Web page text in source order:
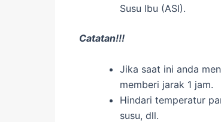
Susu Ibu (ASI).
Catatan!!!
Jika saat ini anda
memberi jarak 1 jam.
Hindari temperatur
susu, dll.